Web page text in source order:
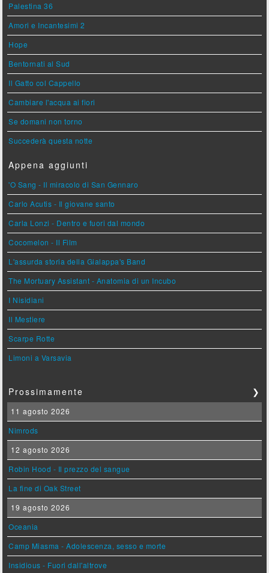
Palestina 36
Amori e Incantesimi 2
Hope
Bentornati al Sud
Il Gatto col Cappello
Cambiare l'acqua ai fiori
Se domani non torno
Succederà questa notte
Appena aggiunti
'O Sang - Il miracolo di San Gennaro
Carlo Acutis - Il giovane santo
Carla Lonzi - Dentro e fuori dal mondo
Cocomelon - Il Film
L'assurda storia della Gialappa's Band
The Mortuary Assistant - Anatomia di un Incubo
I Nisidiani
Il Mestiere
Scarpe Rotte
Limoni a Varsavia
Prossimamente ❯
11 agosto 2026
Nimrods
12 agosto 2026
Robin Hood - Il prezzo del sangue
La fine di Oak Street
19 agosto 2026
Oceania
Camp Miasma - Adolescenza, sesso e morte
Insidious - Fuori dall'altrove